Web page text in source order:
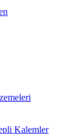
Kalemler